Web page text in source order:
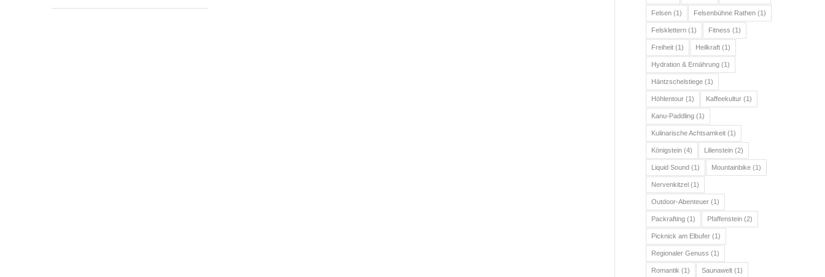
Felsen (1) Felsenbühne Rathen (1)
Felsklettern (1) Fitness (1)
Freiheit (1) Heilkraft (1)
Hydration & Ernährung (1)
Häntzschelstiege (1)
Höhlentour (1) Kaffeekultur (1)
Kanu-Paddling (1)
Kulinarische Achtsamkeit (1)
Königstein (4) Lilienstein (2)
Liquid Sound (1) Mountainbike (1)
Nervenkitzel (1)
Outdoor-Abenteuer (1)
Packrafting (1) Pfaffenstein (2)
Picknick am Elbufer (1)
Regionaler Genuss (1)
Romantik (1) Saunawelt (1)